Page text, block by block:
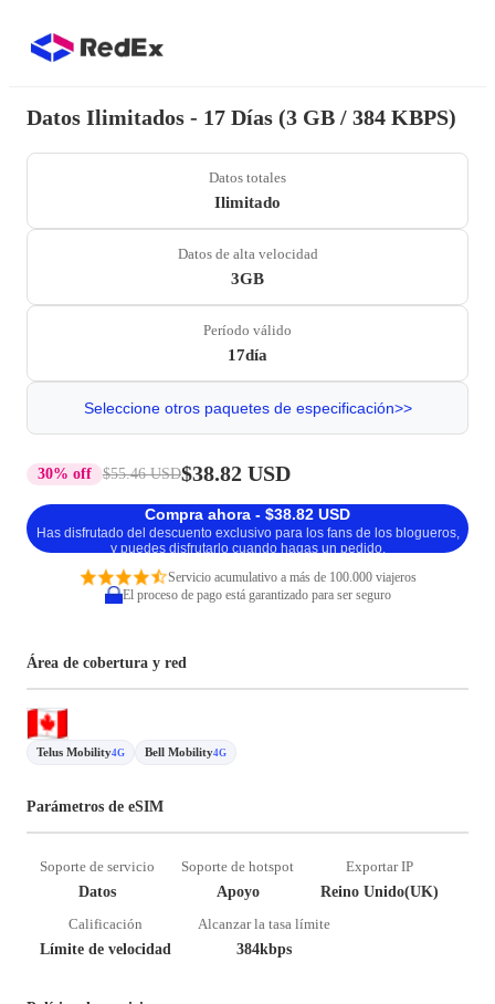
Datos Ilimitados - 17 Días (3 GB / 384 KBPS)
Datos totales
Ilimitado
Datos de alta velocidad
3GB
Período válido
17día
Seleccione otros paquetes de especificación>>
30% off $55.46 USD$38.82 USD
Compra ahora - $38.82 USD
Has disfrutado del descuento exclusivo para los fans de los blogueros,
y puedes disfrutarlo cuando hagas un pedido.
Servicio acumulativo a más de 100.000 viajeros
El proceso de pago está garantizado para ser seguro
Área de cobertura y red
Telus Mobility4G Bell Mobility4G
Parámetros de eSIM
Soporte de servicio
Datos
Soporte de hotspot
Apoyo
Exportar IP
Reino Unido(UK)
Calificación
Límite de velocidad
Alcanzar la tasa límite
384kbps